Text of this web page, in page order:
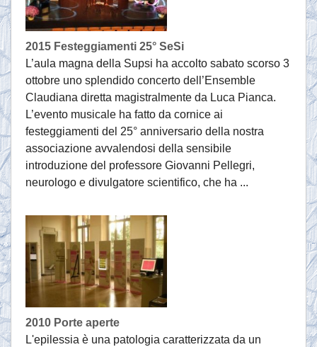
2015 Festeggiamenti 25° SeSi
L’aula magna della Supsi ha accolto sabato scorso 3
ottobre uno splendido concerto dell’Ensemble
Claudiana diretta magistralmente da Luca Pianca.
L’evento musicale ha fatto da cornice ai
festeggiamenti del 25° anniversario della nostra
associazione avvalendosi della sensibile
introduzione del professore Giovanni Pellegri,
neurologo e divulgatore scientifico, che ha ...
2010 Porte aperte
L'epilessia è una patologia caratterizzata da un